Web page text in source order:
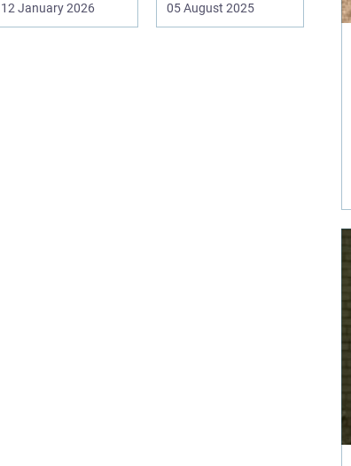
sk&arin...
12 January 2026 05 August 2025